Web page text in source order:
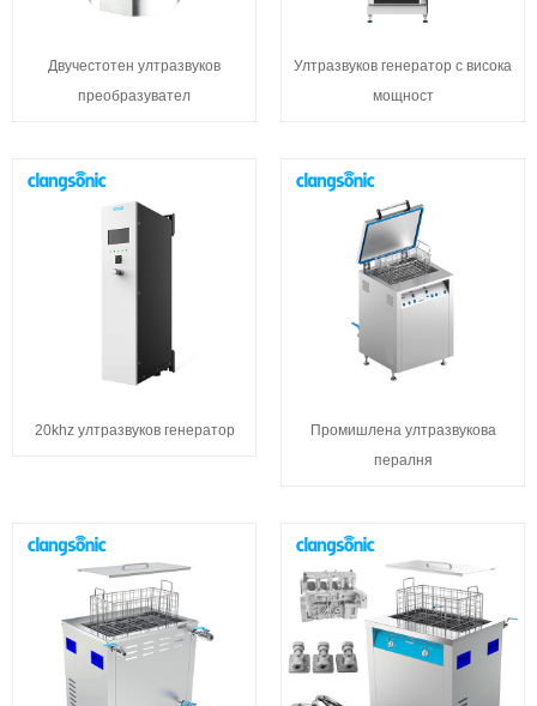
Двучестотен ултразвуков
преобразувател
Ултразвуков генератор с висока
мощност
20khz ултразвуков генератор
Промишлена ултразвукова
пералня